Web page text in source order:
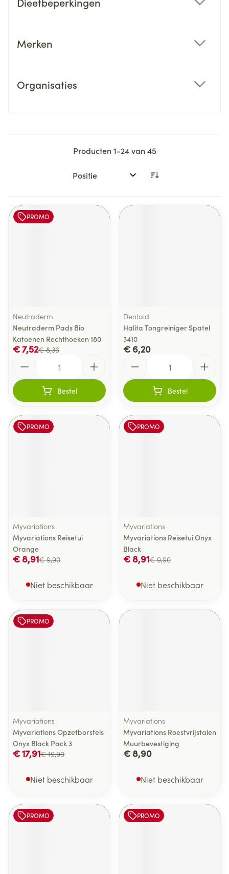
Merken
Organisaties
Producten1-24van45
Sorteer op:
PROMO
Neutraderm
Neutraderm Pads Bio
Katoenen Rechthoeken 180
€ 8,36
€ 7,52
Bestel
Dentaid
Halita Tongreiniger Spatel
3410
€ 6,20
Bestel
PROMO
Myvariations
Myvariations Reisetui
Orange
€ 9,90
€ 8,91
Niet beschikbaar
PROMO
Myvariations
Myvariations Reisetui Onyx
Black
€ 9,90
€ 8,91
Niet beschikbaar
PROMO
Myvariations
Myvariations Opzetborstels
Onyx Black Pack 3
€ 19,90
€ 17,91
Niet beschikbaar
Myvariations
Myvariations Roestvrijstalen
Muurbevestiging
€ 8,90
Niet beschikbaar
PROMO PROMO